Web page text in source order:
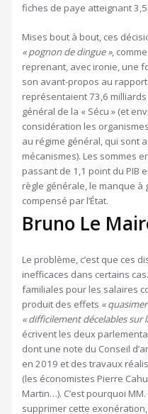
fiches de paye atteignant
Mises bout à bout, ces
« pognon de dingue »,
reprenant, avec ironie, une
son avant-propos au
représentaient 73,6 milliards
général de la « Sécu » (et
considération les
au régime général, qui sont
mécanismes). Les sommes
passant de 1,1 point du PIB
règle générale, le manque à
compensé par l’État.
Bruno Le
Le problème, c’est que ces
inefficaces dans certains
familiales pour les salaires
produit des effets «
« difficilement décelables sur
écrivent les deux
dont une note du Conseil
en 2019 et des travaux
(les économistes Pierre
Martin…). C’est pourquoi
supprimer cette